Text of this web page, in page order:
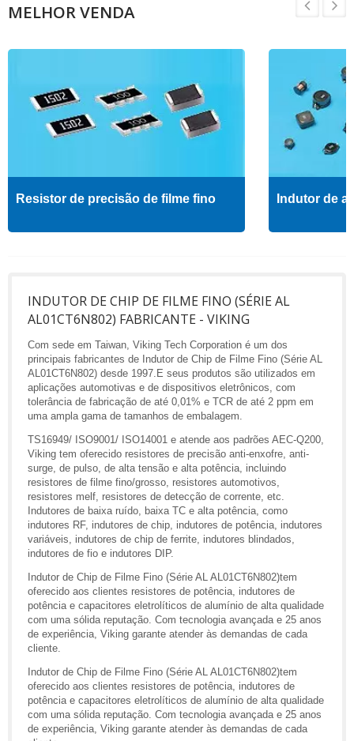
MELHOR VENDA
Resistor de precisão de filme fino Indutor de
INDUTOR DE CHIP DE FILME FINO (SÉRIE AL
AL01CT6N802) FABRICANTE - VIKING
Com sede em Taiwan, Viking Tech Corporation é um dos
principais fabricantes de Indutor de Chip de Filme Fino (Série AL
AL01CT6N802) desde 1997.E seus produtos são utilizados em
aplicações automotivas e de dispositivos eletrônicos, com
tolerância de fabricação de até 0,01% e TCR de até 2 ppm em
uma ampla gama de tamanhos de embalagem.
TS16949/ ISO9001/ ISO14001 e atende aos padrões AEC-Q200,
Viking tem oferecido resistores de precisão anti-enxofre, anti-
surge, de pulso, de alta tensão e alta potência, incluindo
resistores de filme fino/grosso, resistores automotivos,
resistores melf, resistores de detecção de corrente, etc.
Indutores de baixa ruído, baixa TC e alta potência, como
indutores RF, indutores de chip, indutores de potência, indutores
variáveis, indutores de chip de ferrite, indutores blindados,
indutores de fio e indutores DIP.
Indutor de Chip de Filme Fino (Série AL AL01CT6N802)tem
oferecido aos clientes resistores de potência, indutores de
potência e capacitores eletrolíticos de alumínio de alta qualidade
com uma sólida reputação. Com tecnologia avançada e 25 anos
de experiência, Viking garante atender às demandas de cada
cliente.
Indutor de Chip de Filme Fino (Série AL AL01CT6N802)tem
oferecido aos clientes resistores de potência, indutores de
potência e capacitores eletrolíticos de alumínio de alta qualidade
com uma sólida reputação. Com tecnologia avançada e 25 anos
de experiência, Viking garante atender às demandas de cada